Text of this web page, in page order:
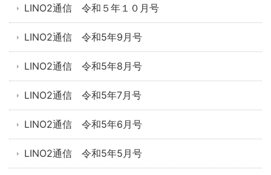
LINO2通信 令和５年１０月号
LINO2通信 令和5年9月号
LINO2通信 令和5年8月号
LINO2通信 令和5年7月号
LINO2通信 令和5年6月号
LINO2通信 令和5年5月号